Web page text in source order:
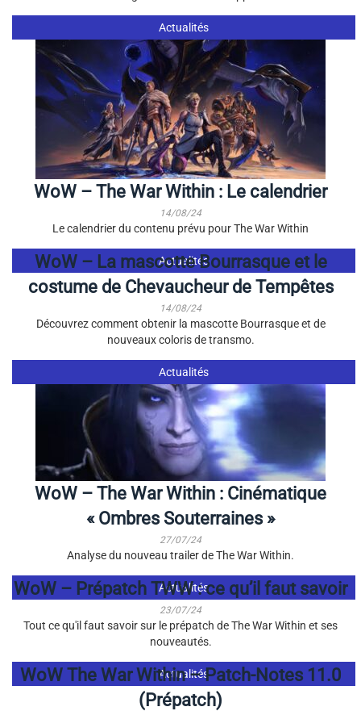
Actualités
WoW – The War Within : Le calendrier
14/08/24
Le calendrier du contenu prévu pour The War Within
Actualités
WoW – La mascotte Bourrasque et le
costume de Chevaucheur de Tempêtes
14/08/24
Découvrez comment obtenir la mascotte Bourrasque et de
nouveaux coloris de transmo.
Actualités
WoW – The War Within : Cinématique
« Ombres Souterraines »
27/07/24
Analyse du nouveau trailer de The War Within.
Actualités
WoW – Prépatch TWW : ce qu’il faut savoir
23/07/24
Tout ce qu'il faut savoir sur le prépatch de The War Within et ses
nouveautés.
Actualités
WoW The War Within – Patch-Notes 11.0
(Prépatch)